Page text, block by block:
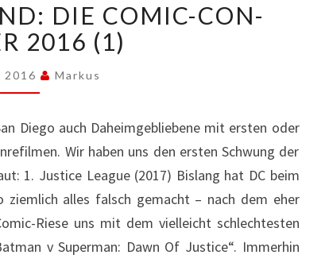
DUTZEND:
DIE
COMIC-
CON-
TRAILER
(1)
DIE COMIC-CON-
2016 (1)
2016 Markus
Diego auch Daheimgebliebene mit ersten oder
Wir haben uns den ersten Schwung der
1. Justice League (2017) Bislang hat DC beim
ziemlich alles falsch gemacht – nach dem eher
Riese uns mit dem vielleicht schlechtesten
v Superman: Dawn Of Justice“. Immerhin